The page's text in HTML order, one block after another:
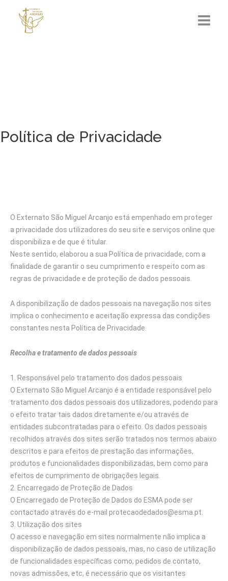
Área Reservada
Política de Privacidade
O Externato São Miguel Arcanjo está empenhado em proteger
a privacidade dos utilizadores do seu site e serviços online que
disponibiliza e de que é titular.
Neste sentido, elaborou a sua Política de privacidade, com a
finalidade de garantir o seu cumprimento e respeito com as
regras de privacidade e de proteção de dados pessoais.
A disponibilização de dados pessoais na navegação nos sites
implica o conhecimento e aceitação expressa das condições
constantes nesta Política de Privacidade.
Recolha e tratamento de dados pessoais
Responsável pelo tratamento dos dados pessoais
O Externato São Miguel Arcanjo é a entidade responsável pelo
tratamento dos dados pessoais dos utilizadores, podendo para
o efeito tratar tais dados diretamente e/ou através de
entidades subcontratadas para o efeito. Os dados pessoais
recolhidos através dos sites serão tratados nos termos abaixo
descritos e para efeitos de prestação das informações,
produtos e funcionalidades disponibilizadas, bem como para
efeitos de cumprimento de obrigações legais.
Encarregado de Proteção de Dados
O Encarregado de Proteção de Dados do ESMA pode ser
contactado através do e-mail protecaodedados@esma.pt.
Utilização dos sites
O acesso e navegação em sites normalmente não implica a
disponibilização de dados pessoais, mas, no caso de utilização
de funcionalidades específicas como, pedidos de contato,
novas admissões, etc, é necessário que os visitantes